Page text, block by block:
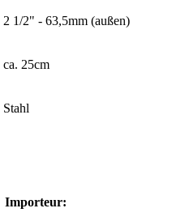
2 1/2" - 63,5mm (außen)
ca. 25cm
Stahl
Importeur: